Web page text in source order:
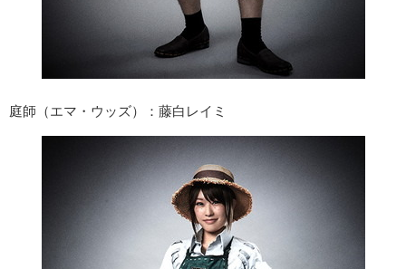
庭師（エマ・ウッズ）：藤白レイミ